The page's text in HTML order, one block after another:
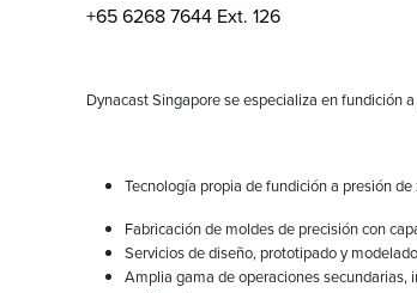
+65 6268 7644 Ext. 126
Dynacast Singapore se especializa en fundición
Tecnología propia de fundición a presión
Fabricación de moldes de precisión con
Servicios de diseño, prototipado y modelado
Amplia gama de operaciones secundarias,